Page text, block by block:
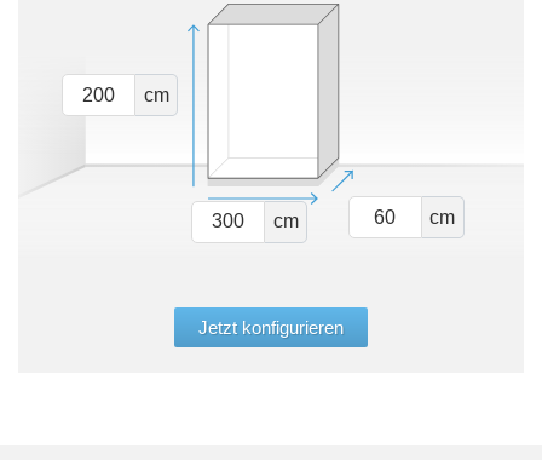
cm
cm cm
Jetzt konfigurieren